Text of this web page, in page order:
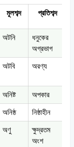
মূলশব্দ প্রতিশব্দ
অটনি
ধনুকের
অগ্রভাগ
অটবি অরণ্য
অনিষ্ট অপকার
অনিষ্ঠ নিষ্ঠাহীন
অণু
ক্ষুদ্রতম
অংশ